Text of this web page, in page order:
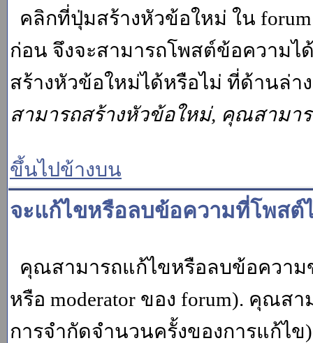
คลิกที่ปุ่มสร้างหัวข้อใหม่ ใน
ก่อน จึงจะสามารถโพสต์ข้อความ
สร้างหัวข้อใหม่ได้หรือไม่ ที่ด้านล่
สามารถสร้างหัวข้อใหม่, คุณสามา
ขึ้นไปข้างบน
จะแก้ไขหรือลบข้อความที่โพสต์
คุณสามารถแก้ไขหรือลบข้อความ
หรือ moderator ของ forum). คุณส
การจำกัดจำนวนครั้งของการแก้ไ